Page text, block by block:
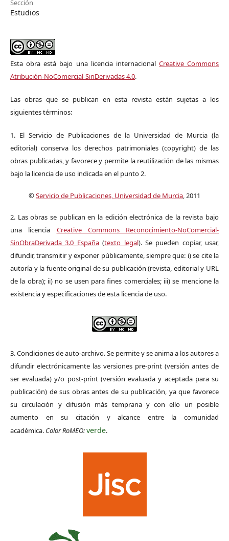
Sección
Estudios
Esta obra está bajo una licencia internacional Creative Commons
Atribución-NoComercial-SinDerivadas 4.0.
Las obras que se publican en esta revista están sujetas a los
siguientes términos:
1. El Servicio de Publicaciones de la Universidad de Murcia (la
editorial) conserva los derechos patrimoniales (copyright) de las
obras publicadas, y favorece y permite la reutilización de las mismas
bajo la licencia de uso indicada en el punto 2.
©Servicio de Publicaciones, Universidad de Murcia, 2011
2. Las obras se publican en la edición electrónica de la revista bajo
una licencia Creative Commons Reconocimiento-NoComercial-
SinObraDerivada 3.0 España(texto legal). Se pueden copiar, usar,
difundir, transmitir y exponer públicamente, siempre que: i) se cite la
autoría y la fuente original de su publicación (revista, editorial y URL
de la obra); ii) no se usen para fines comerciales; iii) se mencione la
existencia y especificaciones de esta licencia de uso.
3. Condiciones de auto-archivo. Se permite y se anima a los autores a
difundir electrónicamente las versiones pre-print (versión antes de
ser evaluada) y/o post-print (versión evaluada y aceptada para su
publicación) de sus obras antes de su publicación, ya que favorece
su circulación y difusión más temprana y con ello un posible
aumento en su citación y alcance entre la comunidad
académica. Color RoMEO:verde.